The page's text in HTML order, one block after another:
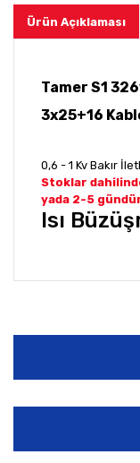
Ürün Açıklaması
Tamer S1
3x25+16
0,6 - 1 Kv Bakır
Stoklar
yada 2-5
Isı
Bu ürünün fiyat
Görüş ve
Ürün resmi
Ürün
Ürün
Ürün fiyatı